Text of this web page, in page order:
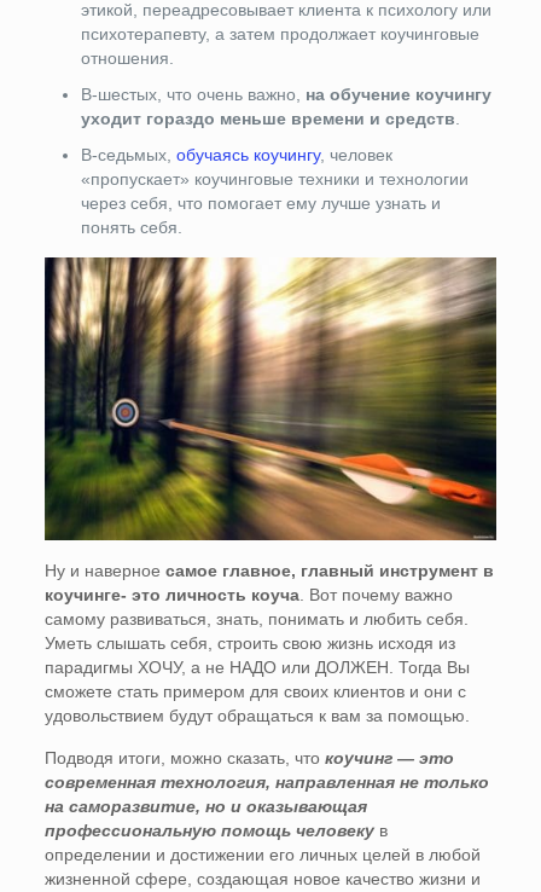
этикой, переадресовывает клиента к психологу или
психотерапевту, а затем продолжает коучинговые
отношения.
В-шестых, что очень важно, на обучение коучингу
уходит гораздо меньше времени и средств
В-седьмых, обучаясь коучингу, человек
«пропускает» коучинговые техники и технологии
через себя, что помогает ему лучше узнать и
понять себя.
Ну и наверное самое главное, главный инструмент в
коучинге- это личность коуча. Вот почему важно
самому развиваться, знать, понимать и любить себя.
Уметь слышать себя, строить свою жизнь исходя из
парадигмы ХОЧУ, а не НАДО или ДОЛЖЕН. Тогда Вы
сможете стать примером для своих клиентов и они с
удовольствием будут обращаться к вам за помощью.
Подводя итоги, можно сказать, что коучинг — это
современная технология, направленная не только
на саморазвитие, но и оказывающая
профессиональную помощь человекув
определении и достижении его личных целей в любой
жизненной сфере, создающая новое качество жизни и